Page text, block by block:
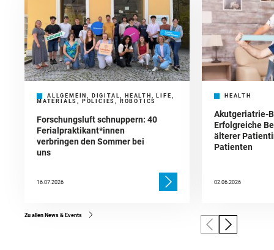
ALLGEMEIN, DIGITAL, HEALTH, LIFE,
MATERIALS, POLICIES, ROBOTICS
Forschungsluft schnuppern: 40
Ferialpraktikant*innen
verbringen den Sommer bei
uns
16.07.2026
HEALTH
Akutgeriatrie-
Erfolgreiche
älterer
Patienten
02.06.2026
Zu allen News & Events